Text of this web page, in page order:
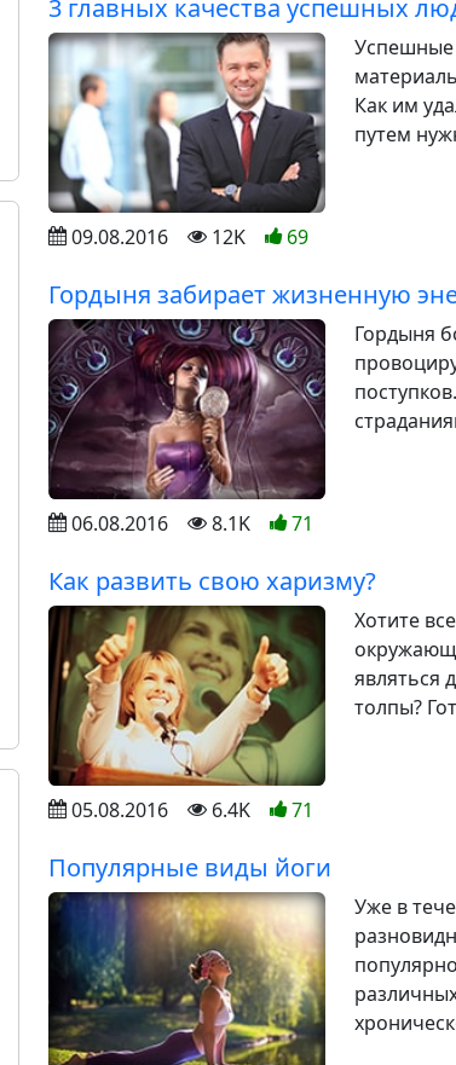
3 главных качества успешных
Успешные
Как им
путем
09.08.2016 12K 69
Гордыня забирает жизненную
Гордыня
06.08.2016 8.1K 71
Как развить свою харизму?
Хотите
являться
толпы?
05.08.2016 6.4K 71
Популярные виды йоги
Уже в